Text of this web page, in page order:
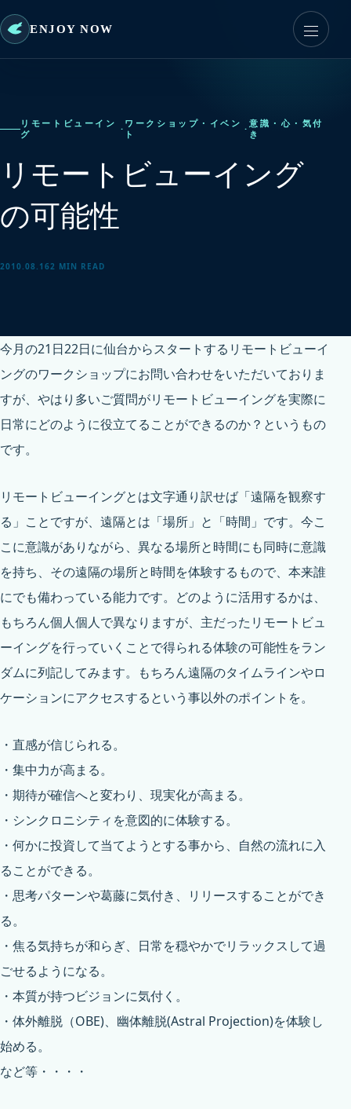
ENJOY NOW
リモートビューイン
グ
· ワークショップ・イベン
ト
· 意識・心・気付
き
リモートビューイング
の可能性
2010.08.162 MIN READ
今月の21日22日に仙台からスタートするリモートビューイ
ングのワークショップにお問い合わせをいただいておりま
すが、やはり多いご質問がリモートビューイングを実際に
日常にどのように役立てることができるのか？というもの
です。
リモートビューイングとは文字通り訳せば「遠隔を観察す
る」ことですが、遠隔とは「場所」と「時間」です。今こ
こに意識がありながら、異なる場所と時間にも同時に意識
を持ち、その遠隔の場所と時間を体験するもので、本来誰
にでも備わっている能力です。どのように活用するかは、
もちろん個人個人で異なりますが、主だったリモートビュ
ーイングを行っていくことで得られる体験の可能性をラン
ダムに列記してみます。もちろん遠隔のタイムラインやロ
ケーションにアクセスするという事以外のポイントを。
・直感が信じられる。
・集中力が高まる。
・期待が確信へと変わり、現実化が高まる。
・シンクロニシティを意図的に体験する。
・何かに投資して当てようとする事から、自然の流れに入
ることができる。
・思考パターンや葛藤に気付き、リリースすることができ
る。
・焦る気持ちが和らぎ、日常を穏やかでリラックスして過
ごせるようになる。
・本質が持つビジョンに気付く。
・体外離脱（OBE)、幽体離脱(Astral Projection)を体験し
始める。
など等・・・・